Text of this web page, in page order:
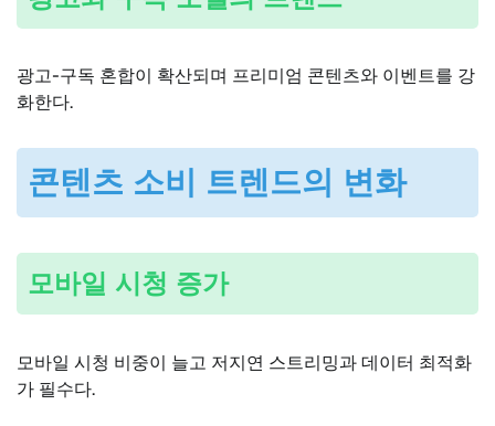
광고-구독 혼합이 확산되며 프리미엄 콘텐츠와 이벤트를 강
화한다.
콘텐츠 소비 트렌드의 변화
모바일 시청 증가
모바일 시청 비중이 늘고 저지연 스트리밍과 데이터 최적화
가 필수다.